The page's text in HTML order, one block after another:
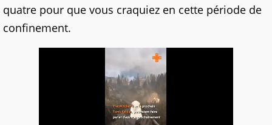
quatre pour que vous craquiez en cette période de
confinement.